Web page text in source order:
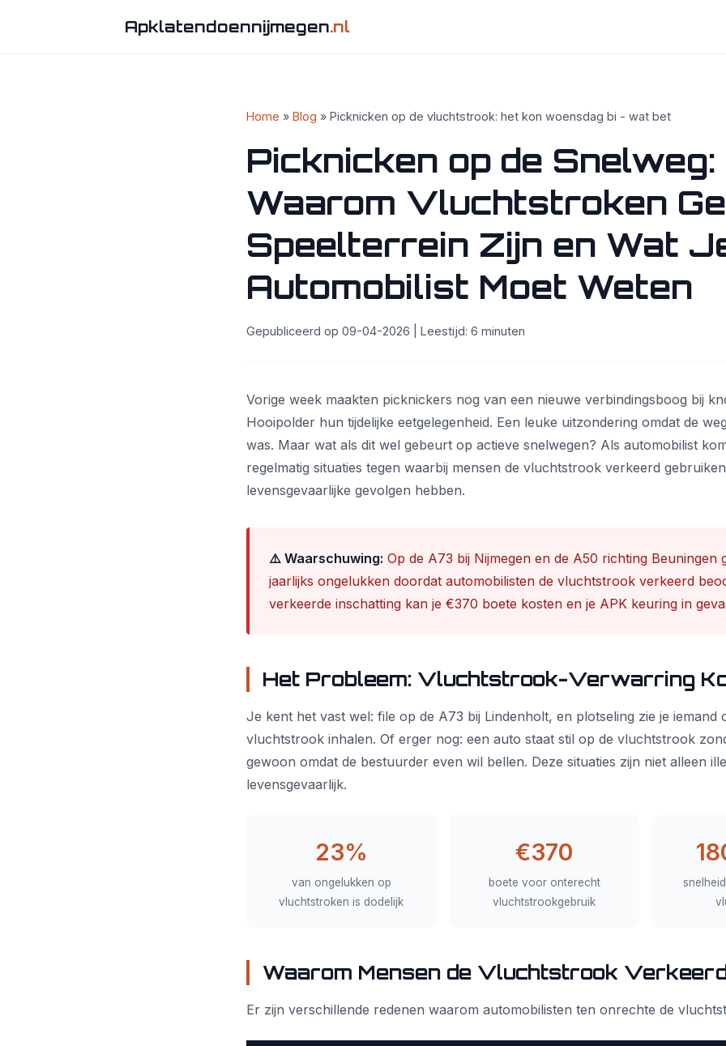
Apklatendoennijmegen.nl
Home » Blog » Picknicken op de vluchtstrook: het kon woensdag bi - wat bet
Picknicken op de Snelweg:
Waarom Vluchtstroken
Speelterrein Zijn en Wat
Automobilist Moet Weten
Gepubliceerd op 09-04-2026 | Leestijd: 6 minuten
Vorige week maakten picknickers nog van een nieuwe verbindingsboog bij
Hooipolder hun tijdelijke eetgelegenheid. Een leuke uitzondering omdat de
was. Maar wat als dit wel gebeurt op actieve snelwegen? Als automobilist
regelmatig situaties tegen waarbij mensen de vluchtstrook verkeerd
levensgevaarlijke gevolgen hebben.
⚠️ Waarschuwing: Op de A73 bij Nijmegen en de A50 richting Beuningen
jaarlijks ongelukken doordat automobilisten de vluchtstrook verkeerd
verkeerde inschatting kan je €370 boete kosten en je APK keuring in
Het Probleem: Vluchtstrook-Verwarring
Je kent het vast wel: file op de A73 bij Lindenholt, en plotseling zie je iemand
vluchtstrook inhalen. Of erger nog: een auto staat stil op de vluchtstrook
gewoon omdat de bestuurder even wil bellen. Deze situaties zijn niet alleen
levensgevaarlijk.
23%
van ongelukken op
vluchtstroken is dodelijk
€370
boete voor onterecht
vluchtstrookgebruik
Waarom Mensen de Vluchtstrook
Er zijn verschillende redenen waarom automobilisten ten onrechte de